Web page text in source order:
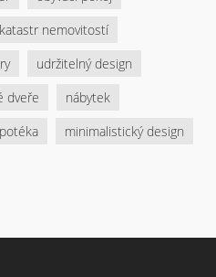
katastr nemovitostí
udržitelný design
dveře
nábytek
minimalistický design